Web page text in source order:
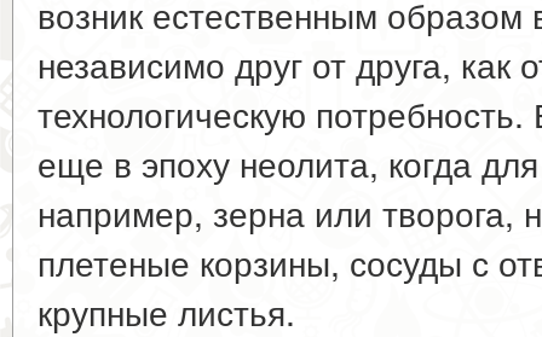
возник естественным образом
независимо друг от друга, как
технологическую
еще в эпоху неолита, когда
например, зерна или творога,
плетеные корзины, сосуды с
крупные листья.